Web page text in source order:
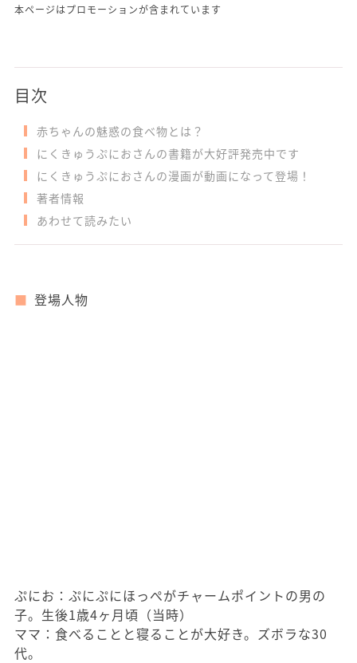
本ページはプロモーションが含まれています
目次
赤ちゃんの魅惑の食べ物とは？
にくきゅうぷにおさんの書籍が大好評発売中です
にくきゅうぷにおさんの漫画が動画になって登場！
著者情報
あわせて読みたい
登場人物
ぷにお：ぷにぷにほっぺがチャームポイントの男の
子。生後1歳4ヶ月頃（当時）
ママ：食べることと寝ることが大好き。ズボラな30
代。